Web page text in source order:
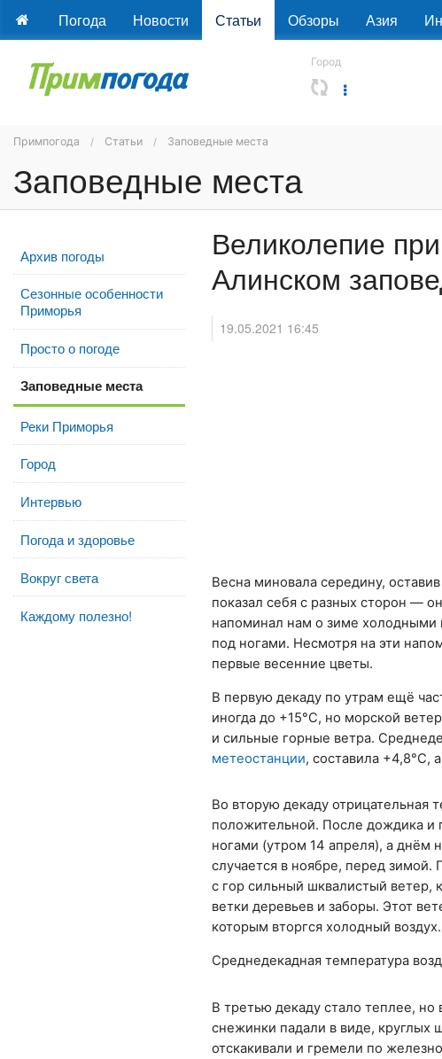
Погода Новости Статьи Обзоры Азия
Город
Примпогода Статьи Заповедные места
Заповедные места
Архив погоды
Сезонные особенности
Приморья
Просто о погоде
Заповедные места
Реки Приморья
Город
Интервью
Погода и здоровье
Вокруг света
Каждому полезно!
Великолепие
Алинском
19.05.2021 16:45
Весна миновала середину,
показал себя с разных сторон —
напоминал нам о зиме холодными
под ногами. Несмотря на эти
первые весенние цветы.
В первую декаду по утрам ещё
иногда до +15°С, но морской
и сильные горные ветра.
метеостанции, составила +4,8°С,
Во вторую декаду отрицательная
положительной. После дождика и
ногами (утром 14 апреля), а днём
случается в ноябре, перед
с гор сильный шквалистый ветер,
ветки деревьев и заборы. Этот
которым вторгся холодный воздух.
Среднедекадная температура
В третью декаду стало теплее,
снежинки падали в виде, круглых
отскакивали и гремели по